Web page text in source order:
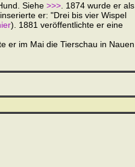
Siehe >>> . 1874 wurde er als
er: "Drei bis vier Wispel
). 1881 veröffentlichte er eine
er im Mai die Tierschau in Nauen